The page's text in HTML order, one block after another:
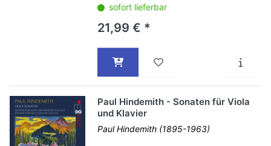
sofort lieferbar
21,99 € *
Paul Hindemith - Sonaten für Viola
und Klavier
Paul Hindemith (1895-1963)